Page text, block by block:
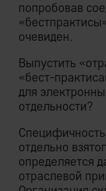
попробовав
очевиден.
Выпустить
«бест-
для
отдельности?
отдельно
определяется
отраслевой